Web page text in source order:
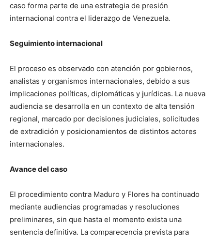
caso forma parte de una estrategia de presión
internacional contra el liderazgo de Venezuela.
Seguimiento internacional
El proceso es observado con atención por gobiernos,
analistas y organismos internacionales, debido a sus
implicaciones políticas, diplomáticas y jurídicas. La nueva
audiencia se desarrolla en un contexto de alta tensión
regional, marcado por decisiones judiciales, solicitudes
de extradición y posicionamientos de distintos actores
internacionales.
Avance del caso
El procedimiento contra Maduro y Flores ha continuado
mediante audiencias programadas y resoluciones
preliminares, sin que hasta el momento exista una
sentencia definitiva. La comparecencia prevista para